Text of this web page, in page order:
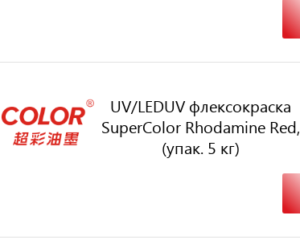
UV/LEDUV флексокраска
SuperColor Rhodamine Red,
(упак. 5 кг)